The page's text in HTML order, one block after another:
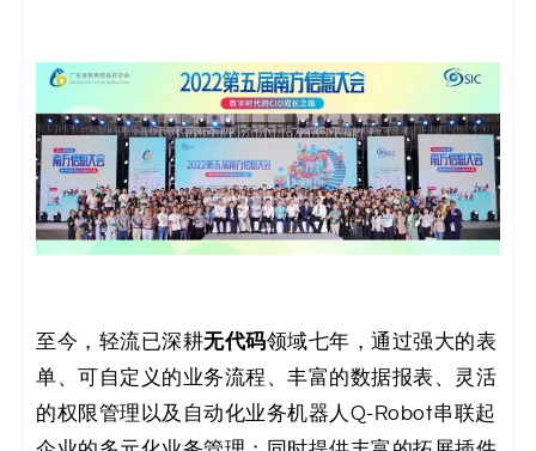
白
皮
书
至今，轻流已深耕无代码领域七年，通过强大的表
单、可自定义的业务流程、丰富的数据报表、灵活
的权限管理以及自动化业务机器人Q-Robot串联起